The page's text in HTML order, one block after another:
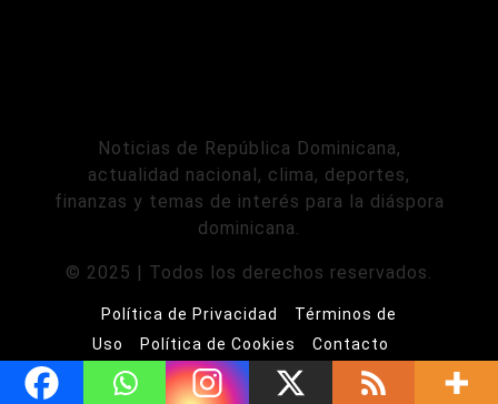
Noticias de República Dominicana,
actualidad nacional, clima, deportes,
finanzas y temas de interés para la diáspora
dominicana.
© 2025 | Todos los derechos reservados.
Política de Privacidad
Términos de
Uso
Política de Cookies Contacto